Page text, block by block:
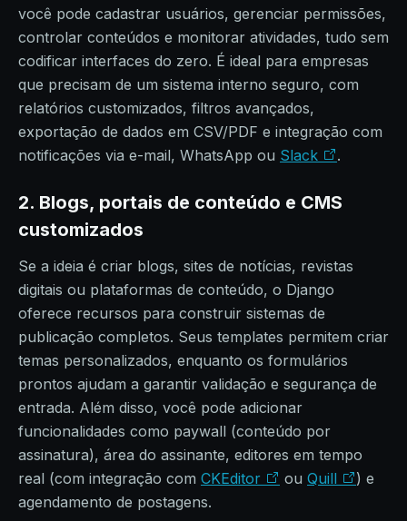
você pode cadastrar usuários, gerenciar permissões,
controlar conteúdos e monitorar atividades, tudo sem
codificar interfaces do zero. É ideal para empresas
que precisam de um sistema interno seguro, com
relatórios customizados, filtros avançados,
exportação de dados em CSV/PDF e integração com
notificações via e-mail, WhatsApp ou Slack .
2. Blogs, portais de conteúdo e CMS
customizados
Se a ideia é criar blogs, sites de notícias, revistas
digitais ou plataformas de conteúdo, o Django
oferece recursos para construir sistemas de
publicação completos. Seus templates permitem criar
temas personalizados, enquanto os formulários
prontos ajudam a garantir validação e segurança de
entrada. Além disso, você pode adicionar
funcionalidades como paywall (conteúdo por
assinatura), área do assinante, editores em tempo
real (com integração com CKEditor ou Quill
) e
agendamento de postagens.